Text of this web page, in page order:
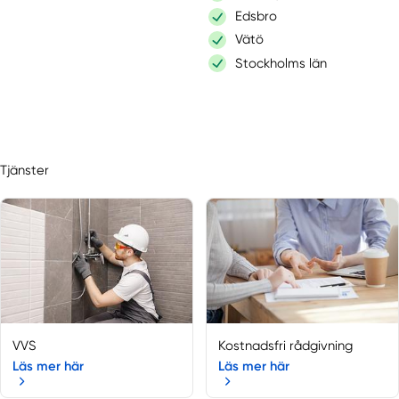
Edsbro
Vätö
Stockholms län
Tjänster
VVS
Läs mer här
Kostnadsfri rådgivning
Läs mer här